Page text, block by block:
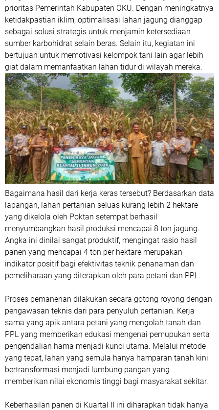
prioritas Pemerintah Kabupaten OKU. Dengan meningkatnya
ketidakpastian iklim, optimalisasi lahan jagung dianggap
sebagai solusi strategis untuk menjamin ketersediaan
sumber karbohidrat selain beras. Selain itu, kegiatan ini
bertujuan untuk memotivasi kelompok tani lain agar lebih
giat dalam memanfaatkan lahan tidur di wilayah mereka.
Bagaimana hasil dari kerja keras tersebut? Berdasarkan data
lapangan, lahan pertanian seluas kurang lebih 2 hektare
yang dikelola oleh Poktan setempat berhasil
menyumbangkan hasil produksi mencapai 8 ton jagung.
Angka ini dinilai sangat produktif, mengingat rasio hasil
panen yang mencapai 4 ton per hektare merupakan
indikator positif bagi efektivitas teknik penanaman dan
pemeliharaan yang diterapkan oleh para petani dan PPL.
Proses pemanenan dilakukan secara gotong royong dengan
pengawasan teknis dari para penyuluh pertanian. Kerja
sama yang apik antara petani yang mengolah tanah dan
PPL yang memberikan edukasi mengenai pemupukan serta
pengendalian hama menjadi kunci utama. Melalui metode
yang tepat, lahan yang semula hanya hamparan tanah kini
bertransformasi menjadi lumbung pangan yang
memberikan nilai ekonomis tinggi bagi masyarakat sekitar.
Keberhasilan panen di Kuartal II ini diharapkan tidak hanya